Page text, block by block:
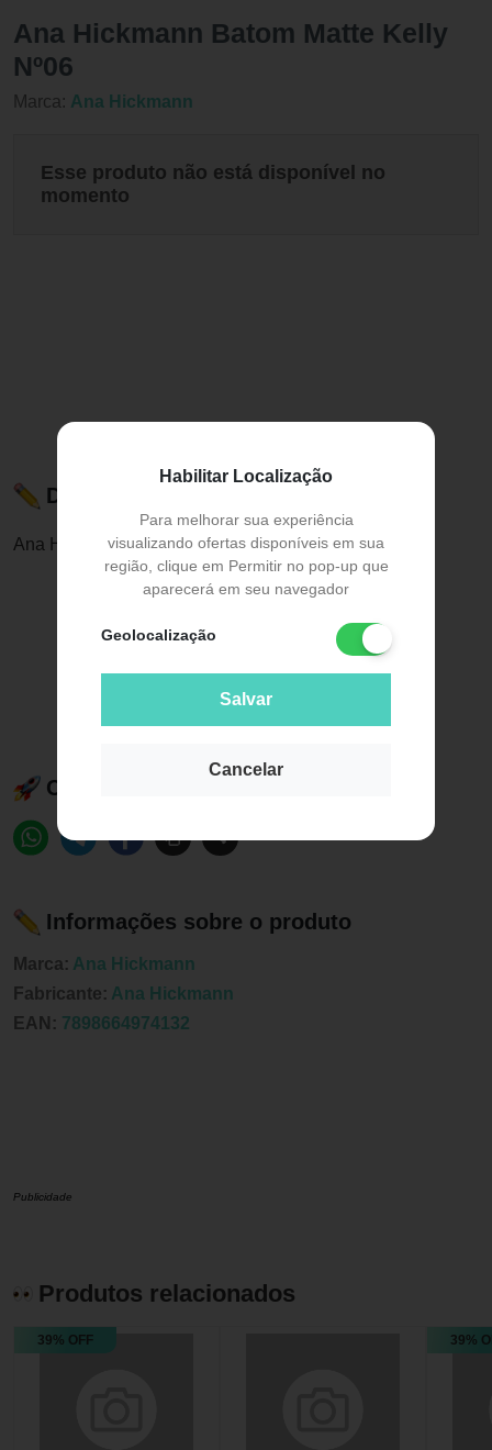
Habilitar Localização
Para melhorar sua experiência
visualizando ofertas disponíveis em sua
região, clique em Permitir no pop-up que
aparecerá em seu navegador
Geolocalização
Salvar
Cancelar
Ana Hickmann Batom Matte Kelly
Nº06
Marca: Ana Hickmann
Esse produto não está disponível no
momento
Descrição do Produto
Ana Hickmann Batom Matte Kelly Nº0
Compartilhe esse produto:
Informações sobre o produto
Marca: Ana Hickmann
Fabricante: Ana Hickmann
EAN: 7898664974132
Publicidade
Produtos relacionados
39% OFF 39%